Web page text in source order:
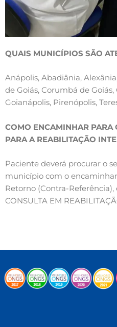
QUAIS MUNICÍPIOS SÃO
Anápolis, Abadiânia,
de Goiás, Corumbá de
Goianápolis, Pirenópolis,
COMO ENCAMINHAR PARA
PARA A REABILITAÇÃO
Paciente deverá procurar o
município com o
Retorno (Contra-
CONSULTA EM